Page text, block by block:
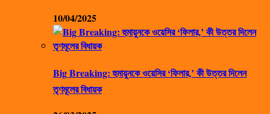
10/04/2025
Big Breaking: হুমায়ুনকে ওয়েসির ‘ফিলার,’ কী উত্তর দিলেন
তৃণমূলের বিধায়ক